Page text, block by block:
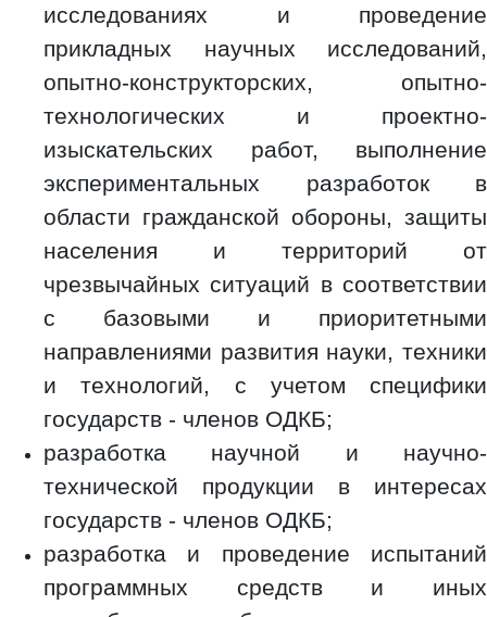
исследованиях и проведение
прикладных научных исследований,
опытно-конструкторских, опытно-
технологических и проектно-
изыскательских работ, выполнение
экспериментальных разработок в
области гражданской обороны, защиты
населения и территорий от
чрезвычайных ситуаций в соответствии
с базовыми и приоритетными
направлениями развития науки, техники
и технологий, с учетом специфики
государств - членов ОДКБ;
разработка научной и научно-
технической продукции в интересах
государств - членов ОДКБ;
разработка и проведение испытаний
программных средств и иных